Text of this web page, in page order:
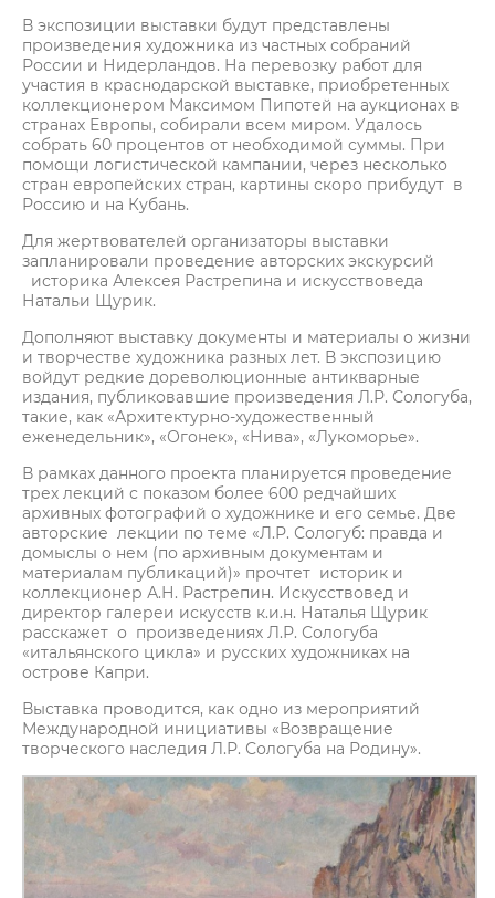
В экспозиции выставки будут представлены
произведения художника из частных собраний
России и Нидерландов. На перевозку работ для
участия в краснодарской выставке, приобретенных
коллекционером Максимом Пипотей на аукционах в
странах Европы, собирали всем миром. Удалось
собрать 60 процентов от необходимой суммы. При
помощи логистической кампании, через несколько
стран европейских стран, картины скоро прибудут в
Россию и на Кубань.
Для жертвователей организаторы выставки
запланировали проведение авторских экскурсий
историка Алексея Растрепина и искусствоведа
Натальи Щурик.
Дополняют выставку документы и материалы о жизни
и творчестве художника разных лет. В экспозицию
войдут редкие дореволюционные антикварные
издания, публиковавшие произведения Л.Р. Сологуба,
такие, как «Архитектурно-художественный
еженедельник», «Огонек», «Нива», «Лукоморье».
В рамках данного проекта планируется проведение
трех лекций с показом более 600 редчайших
архивных фотографий о художнике и его семье. Две
авторские лекции по теме «Л.Р. Сологуб: правда и
домыслы о нем (по архивным документам и
материалам публикаций)» прочтет историк и
коллекционер А.Н. Растрепин. Искусствовед и
директор галереи искусств к.и.н. Наталья Щурик
расскажет о произведениях Л.Р. Сологуба
«итальянского цикла» и русских художниках на
острове Капри.
Выставка проводится, как одно из мероприятий
Международной инициативы «Возвращение
творческого наследия Л.Р. Сологуба на Родину».